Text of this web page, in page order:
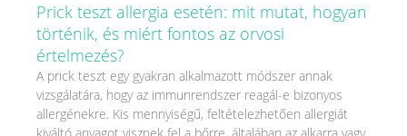
Prick teszt allergia esetén: mit mutat, hogyan
történik, és miért fontos az orvosi
értelmezés?
A prick teszt egy gyakran alkalmazott módszer annak
vizsgálatára, hogy az immunrendszer reagál-e bizonyos
allergénekre. Kis mennyiségű, feltételezhetően allergiát